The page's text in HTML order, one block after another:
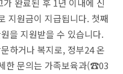
완료된 후 1년 이내에 신
지원금이 지급됩니다. 첫째
을 지원받을 수 있습니다.
하거나 복지로, 정부24 온
한 문의는 가족보육과(☎03